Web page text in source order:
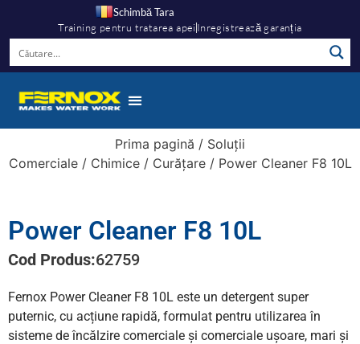
Schimbă Tara
Training pentru tratarea apei Inregistrează garanția
Prima pagină / Soluții
Comerciale/ Chimice/ Curățare/ Power Cleaner F8 10L
Power Cleaner F8 10L
Cod Produs:62759
Fernox Power Cleaner F8 10L este un detergent super
puternic, cu acțiune rapidă, formulat pentru utilizarea în
sisteme de încălzire comerciale și comerciale ușoare, mari și